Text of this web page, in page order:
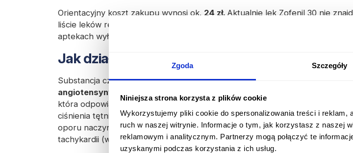
Zgoda Szczegóły
Niniejsza strona korzysta z plików cookie
Wykorzystujemy pliki cookie do spersonalizowania treści i reklam,
ruch w naszej witrynie. Informacje o tym, jak korzystasz z naszej
reklamowym i analitycznym. Partnerzy mogą połączyć te
uzyskanymi podczas korzystania z ich usług.
Orientacyjny koszt zakupu wynosi ok. 24 zł. Aktualnie lek Zofenil 30 nie
liście leków refundowanych przez Narodowy Fundusz Zdrowia i dostępny
aptekach wyłącznie za odpłatnością 100%.
Jak działa lek Zofenil 30?
Substancja czynna, czylizofenopril hamuje aktywność enzymu konwertazy
angiotensyny (ACEI).
zmniejszenie poziomu angiotensyny II
która odpowiada m.in. za skurcz mięśniówki gładkiej tętniczek i następczy
ciśnienia tętniczego. Działanie leku hamuje to działanie, prowadząc do
oporu naczyniowego i obniżenia ciśnienia tętniczego bez wywołania
tachykardii (wzrostu częstości akcji serca).